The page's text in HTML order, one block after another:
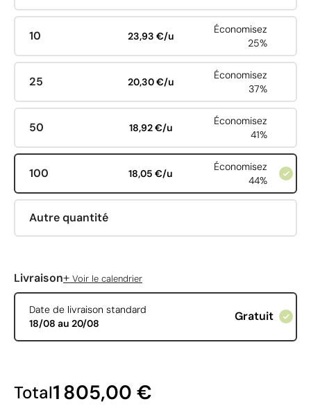
10 23,93 €/u
Économisez
25%
25 20,30 €/u
Économisez
37%
50 18,92 €/u
Économisez
41%
100 18,05 €/u
Économisez
44%
Autre quantité
Livraison+ Voir le calendrier
Date de livraison standard
18/08 au 20/08
Gratuit
Total1 805,00 €